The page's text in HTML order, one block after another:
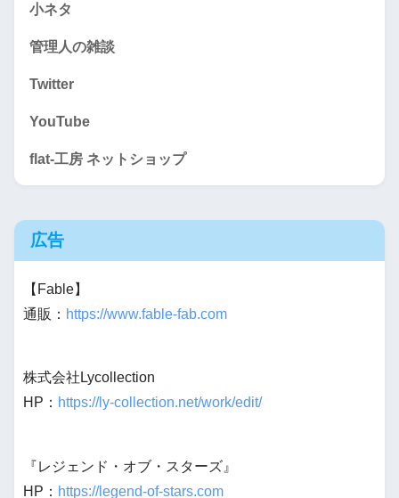
小ネタ
管理人の雑談
Twitter
YouTube
flat-工房 ネットショップ
広告
【Fable】
通販： https://www.fable-fab.com
株式会社Lycollection
HP： https://ly-collection.net/work/edit/
『レジェンド・オブ・スターズ』
HP： https://legend-of-stars.com